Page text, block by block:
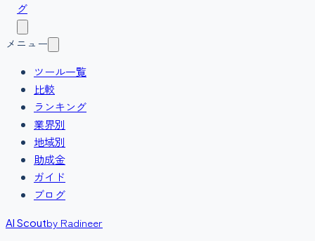
グ
メニュー
ツール一覧
比較
ランキング
業界別
地域別
助成金
ガイド
ブログ
AI Scoutby Radineer